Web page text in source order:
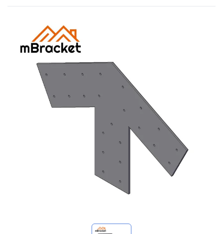
ダウンロード
お問い合わせ
マイ問い合わせ
🌐 Language